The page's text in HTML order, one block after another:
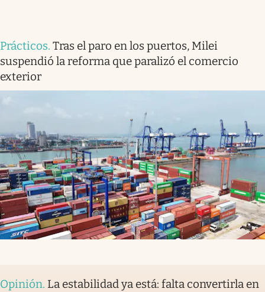
Prácticos. Tras el paro en los puertos, Milei
suspendió la reforma que paralizó el comercio
exterior
Opinión. La estabilidad ya está: falta convertirla en